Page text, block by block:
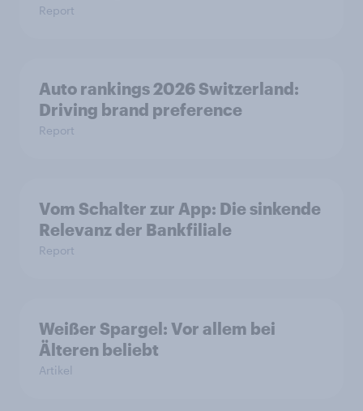
Report
Auto rankings 2026 Switzerland:
Driving brand preference
Report
Vom Schalter zur App: Die sinkende
Relevanz der Bankfiliale
Report
Weißer Spargel: Vor allem bei
Älteren beliebt
Artikel